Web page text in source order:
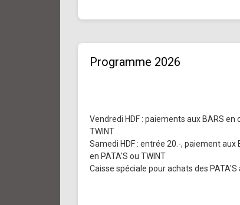
Programme 2026
Vendredi HDF : paiements aux BARS en
TWINT
Samedi HDF : entrée 20.-, paiement aux
en PATA'S ou TWINT
Caisse spéciale pour achats des PATA'S